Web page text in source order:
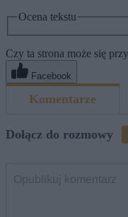
Ocena tekstu
Czy ta strona może się
Facebook